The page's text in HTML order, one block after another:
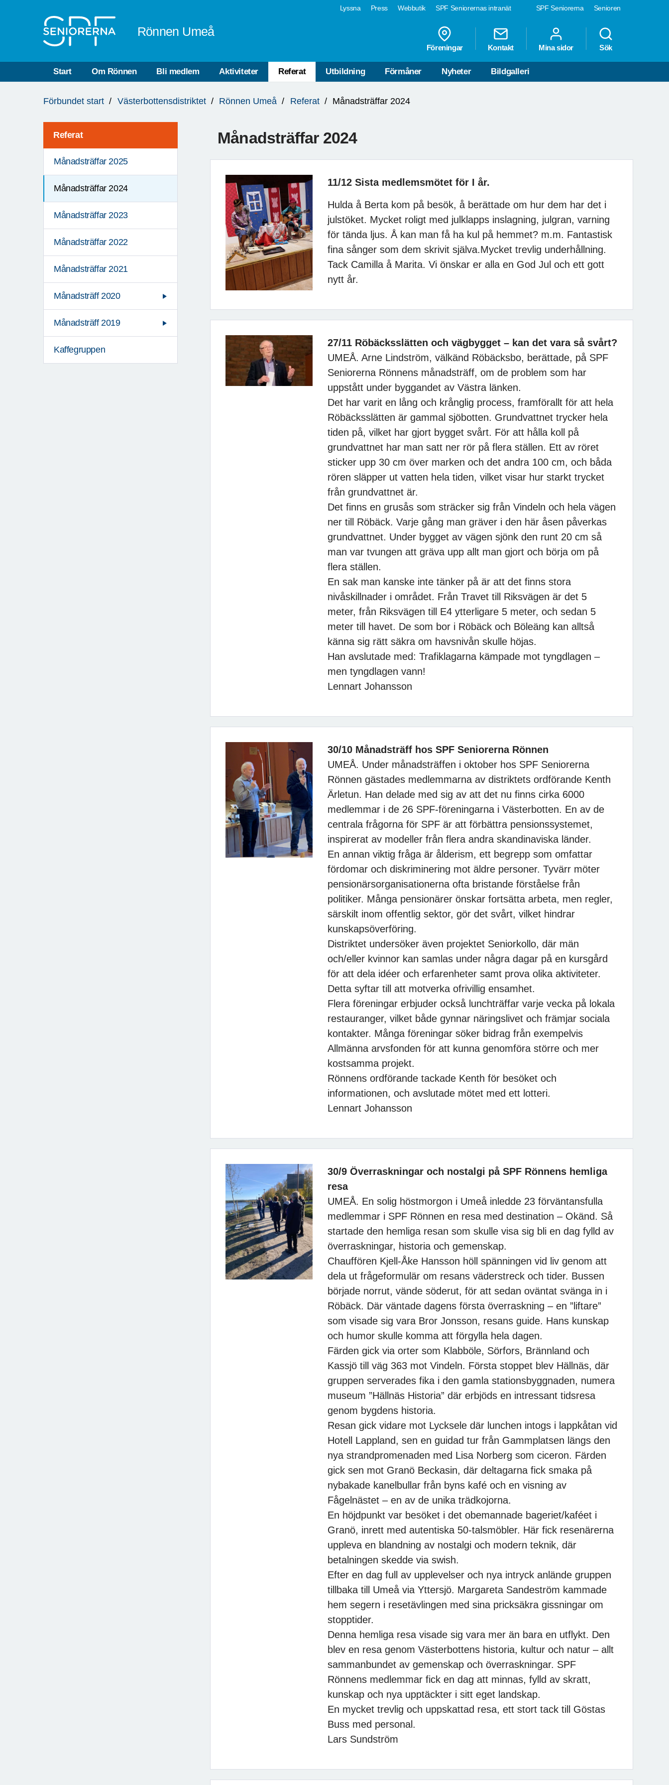
SPF Seniorerna Senioren
Lyssna Press Webbutik SPF Seniorernas intranät
Rönnen Umeå
Föreningar Kontakt Mina sidor Sök
Start Om Rönnen Bli medlem Aktiviteter Referat Utbildning Förmåner Nyheter Bildgalleri
är
Förbundet start Västerbottensdistriktet Rönnen Umeå Referat Månadsträffar 2024
Referat
Månadsträffar 2025
Månadsträffar 2024
Månadsträffar 2023
Månadsträffar 2022
Månadsträffar 2021
Månadsträff 2020
Månadsträff 2019
Kaffegruppen
Månadsträffar 2024
11/12 Sista medlemsmötet för I år.
Hulda å Berta kom på besök, å berättade om hur dem har det i
julstöket. Mycket roligt med julklapps inslagning, julgran, varning
för tända ljus. Å kan man få ha kul på hemmet? m.m. Fantastisk
fina sånger som dem skrivit själva.Mycket trevlig underhållning.
Tack Camilla å Marita. Vi önskar er alla en God Jul och ett gott
nytt år.
27/11 Röbäcksslätten och vägbygget – kan det vara så svårt?
UMEÅ. Arne Lindström, välkänd Röbäcksbo, berättade, på SPF
Seniorerna Rönnens månadsträff, om de problem som har
uppstått under byggandet av Västra länken.
Det har varit en lång och krånglig process, framförallt för att hela
Röbäcksslätten är gammal sjöbotten. Grundvattnet trycker hela
tiden på, vilket har gjort bygget svårt. För att hålla koll på
grundvattnet har man satt ner rör på flera ställen. Ett av röret
sticker upp 30 cm över marken och det andra 100 cm, och båda
rören släpper ut vatten hela tiden, vilket visar hur starkt trycket
från grundvattnet är.
Det finns en grusås som sträcker sig från Vindeln och hela vägen
ner till Röbäck. Varje gång man gräver i den här åsen påverkas
grundvattnet. Under bygget av vägen sjönk den runt 20 cm så
man var tvungen att gräva upp allt man gjort och börja om på
flera ställen.
En sak man kanske inte tänker på är att det finns stora
nivåskillnader i området. Från Travet till Riksvägen är det 5
meter, från Riksvägen till E4 ytterligare 5 meter, och sedan 5
meter till havet. De som bor i Röbäck och Böleäng kan alltså
känna sig rätt säkra om havsnivån skulle höjas.
Han avslutade med: Trafiklagarna kämpade mot tyngdlagen –
men tyngdlagen vann!
Lennart Johansson
30/10 Månadsträff hos SPF Seniorerna Rönnen
UMEÅ. Under månadsträffen i oktober hos SPF Seniorerna
Rönnen gästades medlemmarna av distriktets ordförande Kenth
Ärletun. Han delade med sig av att det nu finns cirka 6000
medlemmar i de 26 SPF-föreningarna i Västerbotten. En av de
centrala frågorna för SPF är att förbättra pensionssystemet,
inspirerat av modeller från flera andra skandinaviska länder.
En annan viktig fråga är ålderism, ett begrepp som omfattar
fördomar och diskriminering mot äldre personer. Tyvärr möter
pensionärsorganisationerna ofta bristande förståelse från
politiker. Många pensionärer önskar fortsätta arbeta, men regler,
särskilt inom offentlig sektor, gör det svårt, vilket hindrar
kunskapsöverföring.
Distriktet undersöker även projektet Seniorkollo, där män
och/eller kvinnor kan samlas under några dagar på en kursgård
för att dela idéer och erfarenheter samt prova olika aktiviteter.
Detta syftar till att motverka ofrivillig ensamhet.
Flera föreningar erbjuder också lunchträffar varje vecka på lokala
restauranger, vilket både gynnar näringslivet och främjar sociala
kontakter. Många föreningar söker bidrag från exempelvis
Allmänna arvsfonden för att kunna genomföra större och mer
kostsamma projekt.
Rönnens ordförande tackade Kenth för besöket och
informationen, och avslutade mötet med ett lotteri.
Lennart Johansson
30/9 Överraskningar och nostalgi på SPF Rönnens hemliga
resa
UMEÅ. En solig höstmorgon i Umeå inledde 23 förväntansfulla
medlemmar i SPF Rönnen en resa med destination – Okänd. Så
startade den hemliga resan som skulle visa sig bli en dag fylld av
överraskningar, historia och gemenskap.
Chauffören Kjell-Åke Hansson höll spänningen vid liv genom att
dela ut frågeformulär om resans väderstreck och tider. Bussen
började norrut, vände söderut, för att sedan oväntat svänga in i
Röbäck. Där väntade dagens första överraskning – en ”liftare”
som visade sig vara Bror Jonsson, resans guide. Hans kunskap
och humor skulle komma att förgylla hela dagen.
Färden gick via orter som Klabböle, Sörfors, Brännland och
Kassjö till väg 363 mot Vindeln. Första stoppet blev Hällnäs, där
gruppen serverades fika i den gamla stationsbyggnaden, numera
museum ”Hällnäs Historia” där erbjöds en intressant tidsresa
genom bygdens historia.
Resan gick vidare mot Lycksele där lunchen intogs i lappkåtan vid
Hotell Lappland, sen en guidad tur från Gammplatsen längs den
nya strandpromenaden med Lisa Norberg som ciceron. Färden
gick sen mot Granö Beckasin, där deltagarna fick smaka på
nybakade kanelbullar från byns kafé och en visning av
Fågelnästet – en av de unika trädkojorna.
En höjdpunkt var besöket i det obemannade bageriet/kaféet i
Granö, inrett med autentiska 50-talsmöbler. Här fick resenärerna
uppleva en blandning av nostalgi och modern teknik, där
betalningen skedde via swish.
Efter en dag full av upplevelser och nya intryck anlände gruppen
tillbaka till Umeå via Yttersjö. Margareta Sandeström kammade
hem segern i resetävlingen med sina pricksäkra gissningar om
stopptider.
Denna hemliga resa visade sig vara mer än bara en utflykt. Den
blev en resa genom Västerbottens historia, kultur och natur – allt
sammanbundet av gemenskap och överraskningar. SPF
Rönnens medlemmar fick en dag att minnas, fylld av skratt,
kunskap och nya upptäckter i sitt eget landskap.
En mycket trevlig och uppskattad resa, ett stort tack till Göstas
Buss med personal.
Lars Sundström